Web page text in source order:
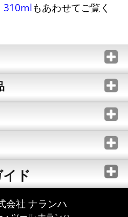
310mlもあわせてご覧く
ド
会社 ナランハ